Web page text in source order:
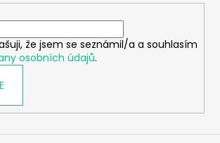
že jsem se seznámil/a a souhlasím
osobních údajů.